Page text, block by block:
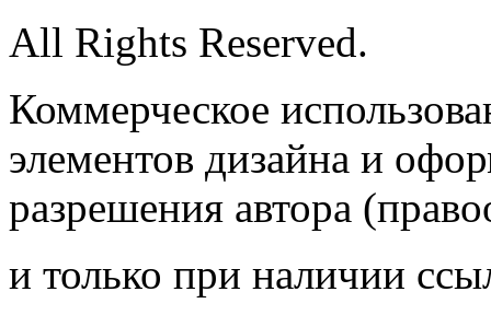
All Rights Reserved.
Коммерческое
элементов дизайна и
разрешения автора
и только при наличии